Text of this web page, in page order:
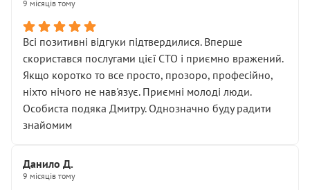
9 місяців тому
Всі позитивні відгуки підтвердилися. Вперше
скористався послугами цієї СТО і приємно вражений.
Якщо коротко то все просто, прозоро, професійно,
ніхто нічого не нав'язує. Приємні молоді люди.
Особиста подяка Дмитру. Однозначно буду радити
знайомим
Данило Д.
9 місяців тому